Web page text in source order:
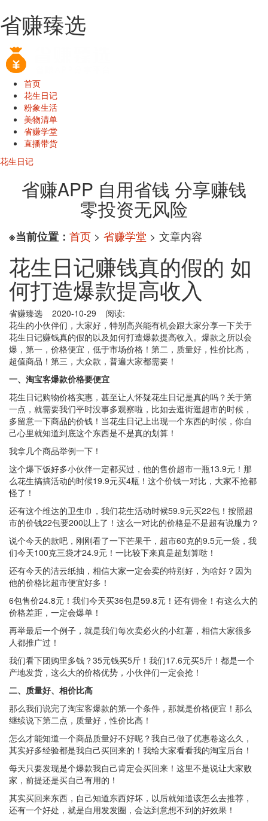
省赚臻选
首页
花生日记
粉象生活
美物清单
省赚学堂
直播带货
花生日记
省赚APP 自用省钱 分享赚钱
零投资无风险
※当前位置： 首页 > 省赚学堂 > 文章内容
花生日记赚钱真的假的 如
何打造爆款提高收入
省赚臻选 2020-10-29 阅读:
花生的小伙伴们，大家好，特别高兴能有机会跟大家分享一下关于
花生日记赚钱真的假的以及如何打造爆款提高收入。爆款之所以会
爆，第一，价格便宜，低于市场价格！第二，质量好，性价比高，
超值商品！第三，大众款，普遍大家都需要！
一、淘宝客爆款价格要便宜
花生日记购物价格实惠，甚至让人怀疑花生日记是真的吗？关于第
一点，就需要我们平时没事多观察啦，比如去逛街逛超市的时候，
多留意一下商品的价钱！当花生日记上出现一个东西的时候，你自
己心里就知道到底这个东西是不是真的划算！
我拿几个商品举例一下！
这个爆下饭好多小伙伴一定都买过，他的售价超市一瓶13.9元！那
么花生搞搞活动的时候19.9元买4瓶！这个价钱一对比，大家不抢都
怪了！
还有这个维达的卫生巾，我们花生活动时候59.9元买22包！按照超
市的价钱22包要200以上了！这么一对比的价格是不是超有说服力？
说个今天的款吧，刚刚看了一下芒果干，超市60克的9.5元一袋，我
们今天100克三袋才24.9元！一比较下来真是超划算哒！
还有今天的洁云纸抽，相信大家一定会卖的特别好，为啥好？因为
他的价格比超市便宜好多！
6包售价24.8元！我们今天买36包是59.8元！还有佣金！有这么大的
价格差距，一定会爆单！
再举最后一个例子，就是我们每次卖必火的小红薯，相信大家很多
人都推广过！
我们看下团购里多钱？35元钱买5斤！我们17.6元买5斤！都是一个
产地发货，这么大的价格优势，小伙伴们一定会抢！
二、质量好、相价比高
那么我们说完了淘宝客爆款的第一个条件，那就是价格便宜！那么
继续说下第二点，质量好，性价比高！
怎么才能知道一个商品质量好不好呢？我自己做了优惠卷这么久，
其实好多经验都是我自己买回来的！我给大家看看我的淘宝后台！
每天只要发现是个爆款我自己肯定会买回来！这里不是说让大家败
家，前提还是买自己有用的！
其实买回来东西，自己知道东西好坏，以后就知道该怎么去推荐，
还有一个好处，就是自用发发圈，会达到意想不到的好效果！